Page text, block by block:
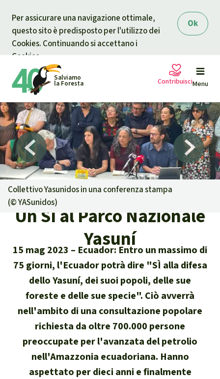
Ok
Per assicurare una navigazione ottimale,
questo sito è predisposto per l'utilizzo dei
Cookies. Continuando si accettano i
Cookies.
Salviamo
la Foresta Menu
Petizioni
Progetti
Informazioni
Informati
Risultati
Temi principali
Foresta tropicale
Biomassa e Bioenergia
Legno Tropicale
Allevamenti industriali
Chi siamo
Salviamo la Foresta
Chi siamo
40 anni di Salviamo la Foresta
Trasparenza
Sede legale
Cerca
Italiano
Deutsch
English
Español
Contribuisci
La tua donazione aiuta
Sostieni Salviamo la Foresta
Donazione urgente
Donazione per una causa specifica
Protezione degli animali
Difensore e difensori delle foreste
In difesa della foresta
Donazione per una regione
particolare
America Latina
Africa
Sud-est asiatico
Collettivo Yasunidos in una conferenza stampa
(©YASunidos)
Un SÌ al Parco Nazionale
Yasuní
15 mag 2023
Ecuador: Entro un massimo di
75 giorni, l'Ecuador potrà dire "SÌ alla difesa
dello Yasuní, dei suoi popoli, delle sue
foreste e delle sue specie". Ciò avverrà
nell'ambito di una consultazione popolare
richiesta da oltre 700.000 persone
preoccupate per l'avanzata del petrolio
nell'Amazzonia ecuadoriana. Hanno
aspettato per dieci anni e finalmente